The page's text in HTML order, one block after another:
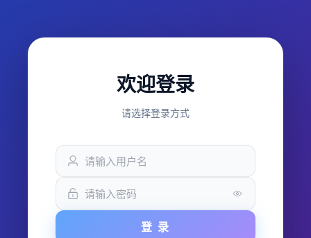
欢迎登录
请选择登录方式
登 录